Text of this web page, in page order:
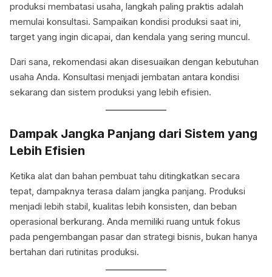
produksi membatasi usaha, langkah paling praktis adalah
memulai konsultasi. Sampaikan kondisi produksi saat ini,
target yang ingin dicapai, dan kendala yang sering muncul.
Dari sana, rekomendasi akan disesuaikan dengan kebutuhan
usaha Anda. Konsultasi menjadi jembatan antara kondisi
sekarang dan sistem produksi yang lebih efisien.
Dampak Jangka Panjang dari Sistem yang
Lebih Efisien
Ketika alat dan bahan pembuat tahu ditingkatkan secara
tepat, dampaknya terasa dalam jangka panjang. Produksi
menjadi lebih stabil, kualitas lebih konsisten, dan beban
operasional berkurang. Anda memiliki ruang untuk fokus
pada pengembangan pasar dan strategi bisnis, bukan hanya
bertahan dari rutinitas produksi.